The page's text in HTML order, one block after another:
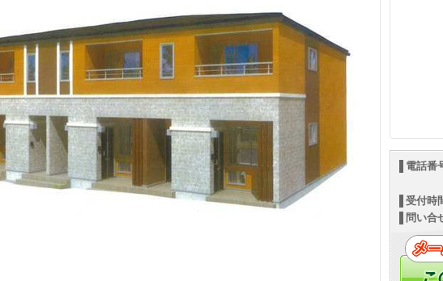
電話番
受付時
問い合